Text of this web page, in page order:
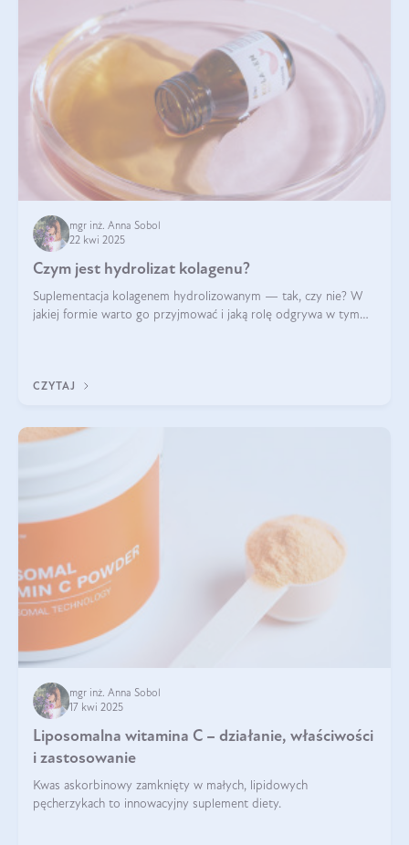
mgr inż. Anna Sobol
22 kwi 2025
Czym jest hydrolizat kolagenu?
Suplementacja kolagenem hydrolizowanym — tak, czy nie? W
jakiej formie warto go przyjmować i jaką rolę odgrywa w tym
CZYTAJ
mgr inż. Anna Sobol
17 kwi 2025
Liposomalna witamina C – działanie, właściwości
i zastosowanie
Kwas askorbinowy zamknięty w małych, lipidowych
pęcherzykach to innowacyjny suplement diety.